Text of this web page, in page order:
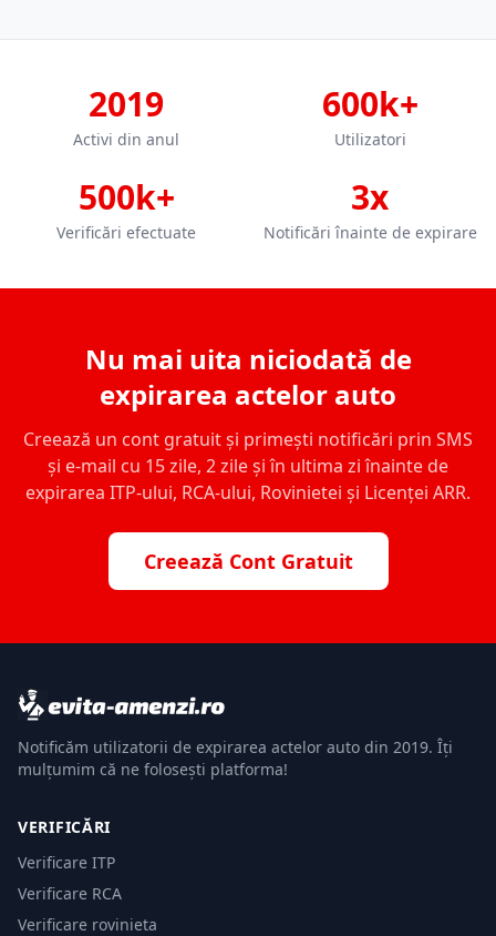
2019
Activi din anul
600k+
Utilizatori
500k+
Verificări efectuate
3x
Notificări înainte de expirare
Nu mai uita niciodată de
expirarea actelor auto
Creează un cont gratuit și primești notificări prin SMS
și e-mail cu 15 zile, 2 zile și în ultima zi înainte de
expirarea ITP-ului, RCA-ului, Rovinietei și Licenței ARR.
Creează Cont Gratuit
Notificăm utilizatorii de expirarea actelor auto din 2019. Îți
mulțumim că ne folosești platforma!
VERIFICĂRI
Verificare ITP
Verificare RCA
Verificare rovinieta